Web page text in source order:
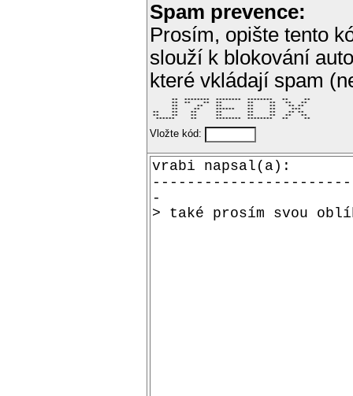
Spam prevence:
Prosím, opište tento
slouží k blokování
které vkládají spam
       **  ********  ********  ********   **     **
       **  **    **  **        **     **   **   **
       **      **    **        **     **    ** **
       **     **     ******    **     **     ***
**    **    **      **        **     **    ** **
**    **    **      **        **     **   **   **
  ******     **      ********  ********   **     **
Vložte kód: